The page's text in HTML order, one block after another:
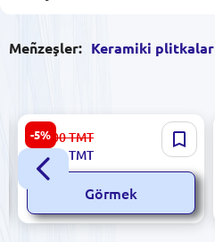
Meñzeşler: Keramiki plitkalar
-5%
Polcolorit
5900499055657_5900499055633
| Keramiki Plitka Gutusy
20x40 sm Dürli Reňkler
806.00TMT
764.00TMT
Görmek